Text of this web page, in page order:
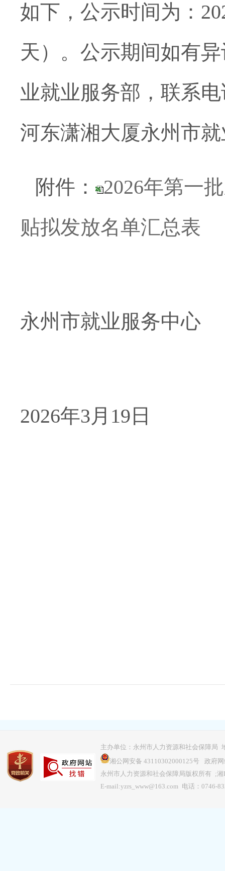
如下，公示时间为：
天）。公示期间如有
业就业服务部，联系
河东潇湘大厦永州市
附件：
2026年第一
贴拟发放名单汇总表
永州市就业服务中心
2026年3月19日
主办单位：永州市人力资源和社会保障局
湘公网安备 43110302000125号 政府网
永州市人力资源和社会保障局版权所有 ;湘
E-mail:yzrs_www@163.com 电话：0746-